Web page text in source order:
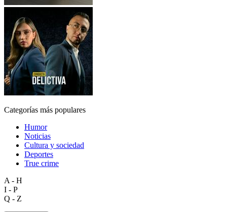
Categorías más populares
Humor
Noticias
Cultura y sociedad
Deportes
True crime
A - H
I - P
Q - Z